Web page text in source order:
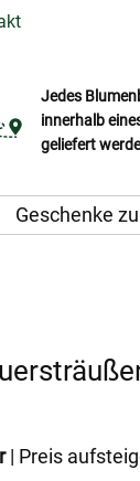
Jedes
innerhalb
geliefert
Click & Collect
Geschenke
| Preis